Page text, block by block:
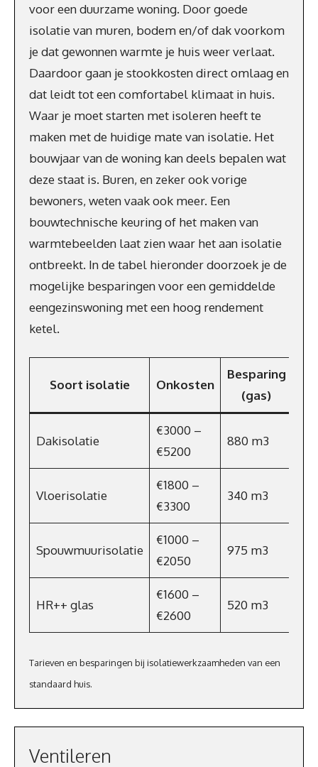
voor een duurzame woning. Door goede
isolatie van muren, bodem en/of dak voorkom
je dat gewonnen warmte je huis weer verlaat.
Daardoor gaan je stookkosten direct omlaag en
dat leidt tot een comfortabel klimaat in huis.
Waar je moet starten met isoleren heeft te
maken met de huidige mate van isolatie. Het
bouwjaar van de woning kan deels bepalen wat
deze staat is. Buren, en zeker ook vorige
bewoners, weten vaak ook meer. Een
bouwtechnische keuring of het maken van
warmtebeelden laat zien waar het aan isolatie
ontbreekt. In de tabel hieronder doorzoek je de
mogelijke besparingen voor een gemiddelde
eengezinswoning met een hoog rendement
ketel.
Soort isolatie Onkosten
Besparing
(gas)
Dakisolatie
€3000 –
€5200
880 m3
Vloerisolatie
€1800 –
€3300
340 m3
Spouwmuurisolatie
€1000 –
€2050
975 m3
HR++ glas
€1600 –
€2600
520 m3
Tarieven en besparingen bij isolatiewerkzaamheden van een
standaard huis.
Ventileren